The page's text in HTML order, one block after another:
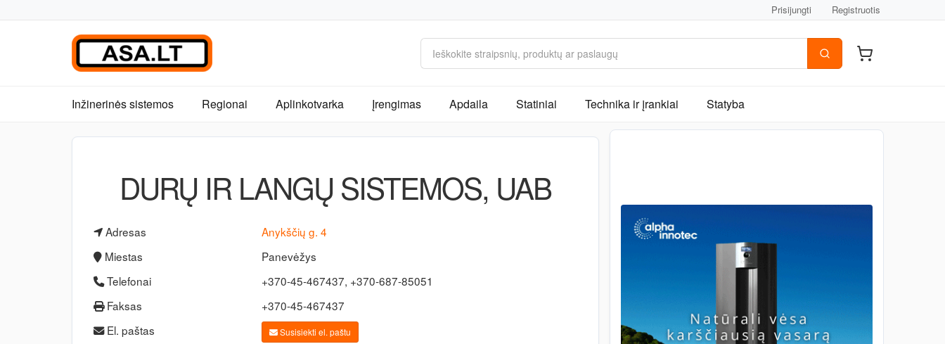
Prisijungti Registruotis
Inžinerinės sistemos Regionai Aplinkotvarka Įrengimas Apdaila Statiniai Technika ir įrankiai Statyba
DURŲ IR LANGŲ SISTEMOS, UAB
Adresas
Anykščių g. 4
Miestas
Panevėžys
Telefonai
+370-45-467437, +370-687-85051
Faksas
+370-45-467437
El. paštas
Susisiekti el. paštu